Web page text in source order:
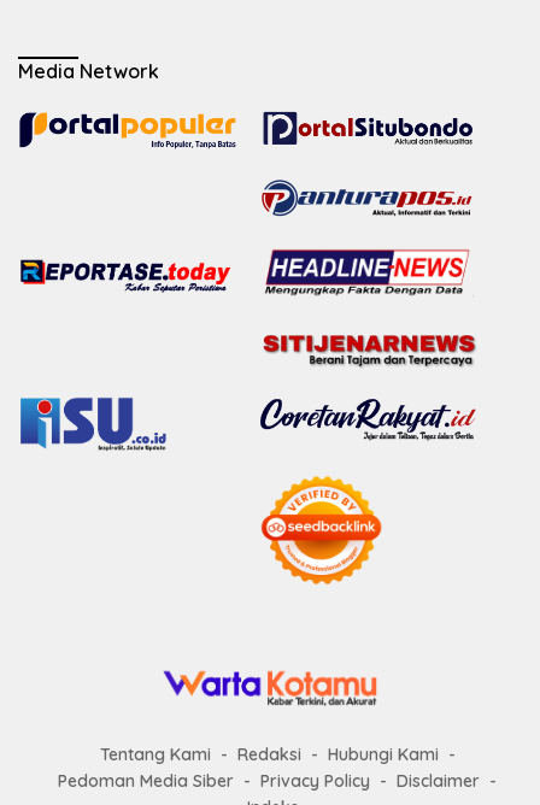
Media Network
Tentang Kami Redaksi
Hubungi Kami
Pedoman Media Siber
Privacy Policy
Disclaimer